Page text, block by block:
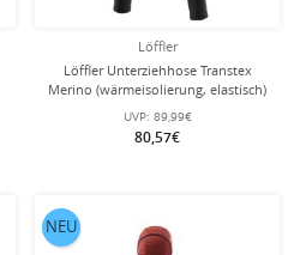
Löffler
Löffler Unterziehhose Transtex
Merino (wärmeisolierung, elastisch)
lang Unterwäsche schwarz Herren
UVP: 89,99€
80,57€
NEU